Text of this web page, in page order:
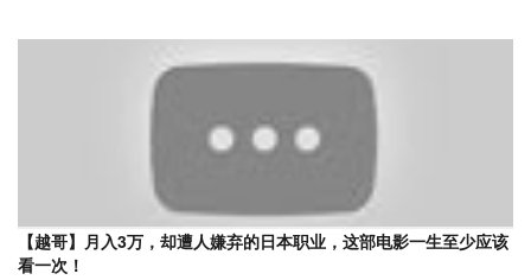
【越哥】月入3万，却遭人嫌弃的日本职业，这部电影一生至少应该
看一次！